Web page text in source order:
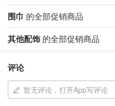
围巾 的全部促销商品
其他配饰 的全部促销商品
评论
暂无评论，打开App写评论